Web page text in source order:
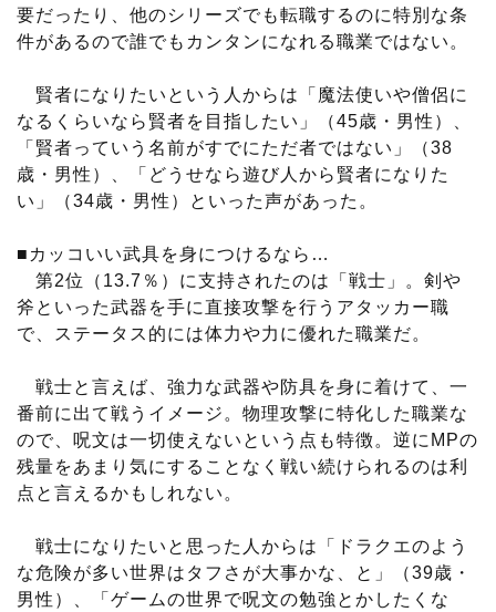
要だったり、他のシリーズでも転職するのに特別な条
件があるので誰でもカンタンになれる職業ではない。
賢者になりたいという人からは「魔法使いや僧侶に
なるくらいなら賢者を目指したい」（45歳・男性）、
「賢者っていう名前がすでにただ者ではない」（38
歳・男性）、「どうせなら遊び人から賢者になりた
い」（34歳・男性）といった声があった。
■カッコいい武具を身につけるなら…
第2位（13.7％）に支持されたのは「戦士」。剣や
斧といった武器を手に直接攻撃を行うアタッカー職
で、ステータス的には体力や力に優れた職業だ。
戦士と言えば、強力な武器や防具を身に着けて、一
番前に出て戦うイメージ。物理攻撃に特化した職業な
ので、呪文は一切使えないという点も特徴。逆にMPの
残量をあまり気にすることなく戦い続けられるのは利
点と言えるかもしれない。
戦士になりたいと思った人からは「ドラクエのよう
な危険が多い世界はタフさが大事かな、と」（39歳・
男性）、「ゲームの世界で呪文の勉強とかしたくな